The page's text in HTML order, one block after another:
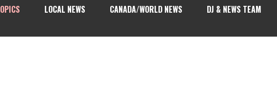
LOCAL NEWS CANADA/WORLD NEWS DJ & NEWS TEAM